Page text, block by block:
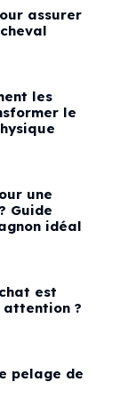
assurer
les
le
une
Guide
idéal
est
?
pelage de